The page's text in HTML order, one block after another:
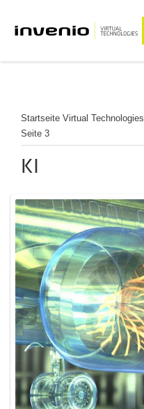
Startseite Virtual Technologies
Seite 3
KI